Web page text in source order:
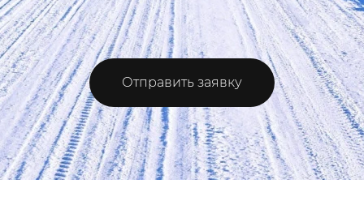
Отправить заявку